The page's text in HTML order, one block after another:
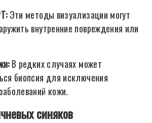
Эти методы визуализации могут
внутренние повреждения или
В редких случаях может
биопсия для исключения
кожи.
синяков